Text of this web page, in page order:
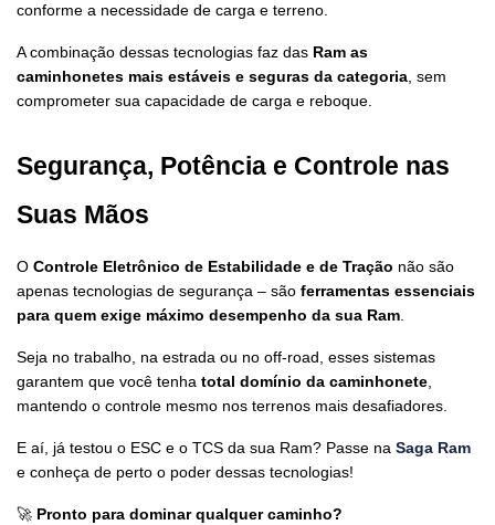
conforme a necessidade de carga e terreno.
A combinação dessas tecnologias faz das Ram as
caminhonetes mais estáveis e seguras da categoria, sem
comprometer sua capacidade de carga e reboque.
Segurança, Potência e Controle nas
Suas Mãos
O Controle Eletrônico de Estabilidade e de Tração não são
apenas tecnologias de segurança – são ferramentas essenciais
para quem exige máximo desempenho da sua Ram.
Seja no trabalho, na estrada ou no off-road, esses sistemas
garantem que você tenha total domínio da caminhonete,
mantendo o controle mesmo nos terrenos mais desafiadores.
E aí, já testou o ESC e o TCS da sua Ram? Passe na Saga Ram
e conheça de perto o poder dessas tecnologias!
🚀 Pronto para dominar qualquer caminho?